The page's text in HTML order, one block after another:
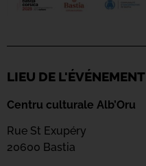
LIEU DE L'ÉVÉNEMENT
Centru culturale Alb’Oru
Rue St Exupéry
20600 Bastia